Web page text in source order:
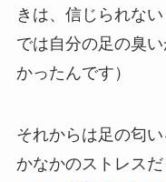
きは、信じられな
では自分の足の臭
かったんです）
それからは足の匂
かなかのストレスだ